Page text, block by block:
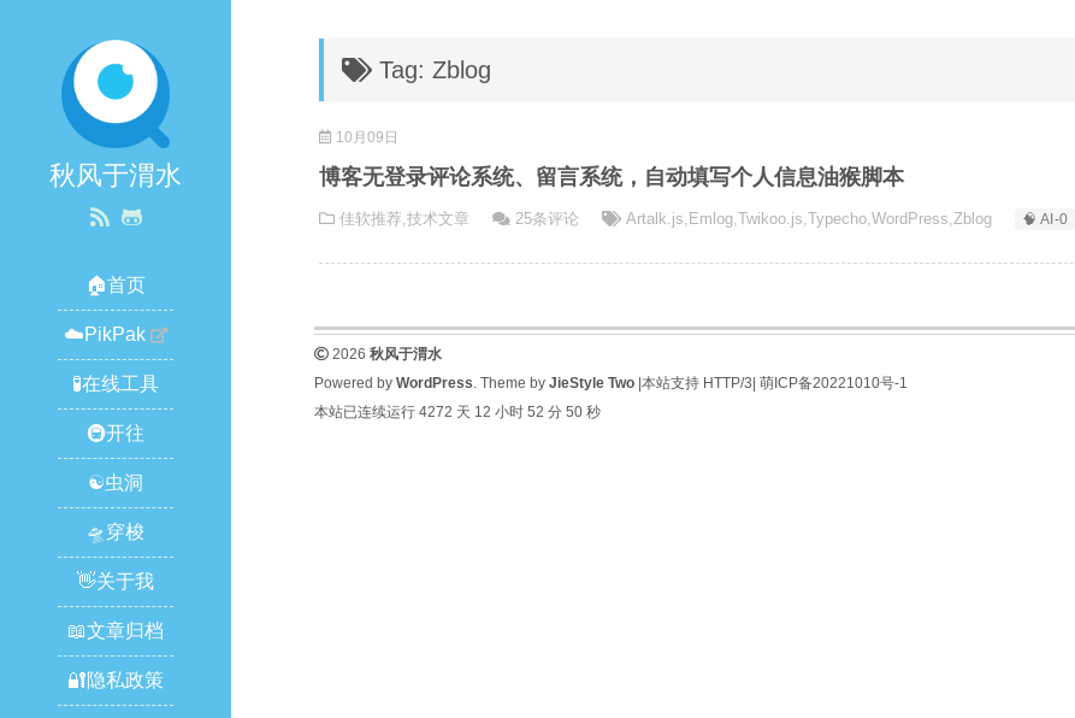
秋风于渭水
🏠首页
☁️PikPak
🧪在线工具
🚇开往
☯️虫洞
🛸穿梭
👋关于我
📖文章归档
🔐隐私政策
Tag: Zblog
10月09日
博客无登录评论系统、留言系统，自动填写个人信息油猴脚本
佳软推荐,技术文章 25条评论 Artalk.js, Emlog,Twikoo.js,Typecho,WordPress,Zblog 🧠 AI-0
2026秋风于渭水
Powered byWordPress. Theme byJieStyle Two |本站支持 HTTP/3|萌ICP备20221010号-1
本站已连续运行 4272 天 12 小时 52 分 50 秒